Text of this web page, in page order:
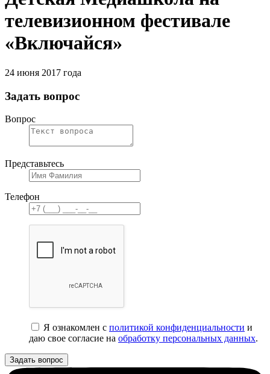
телевизионном фестивале
«Включайся»
24 июня 2017 года
Задать вопрос
Вопрос
Представьтесь
Телефон
Я ознакомлен с политикой конфиденциальности и
даю свое согласие на обработку персональных данных.